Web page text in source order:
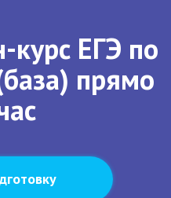
курс ЕГЭ по
прямо